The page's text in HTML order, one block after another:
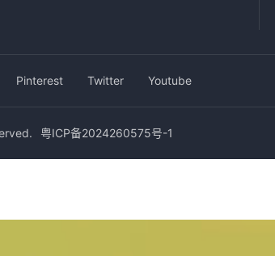
Pinterest Twitter Youtube
粤ICP备2024260575号-1